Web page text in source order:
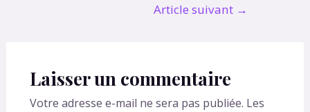
Article suivant →
Laisser un commentaire
Votre adresse e-mail ne sera pas publiée. Les